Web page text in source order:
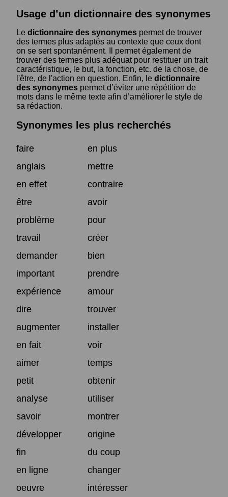
Usage d’un dictionnaire des synonymes
Le dictionnaire des synonymes permet de trouver
des termes plus adaptés au contexte que ceux dont
on se sert spontanément. Il permet également de
trouver des termes plus adéquat pour restituer un trait
caractéristique, le but, la fonction, etc. de la chose, de
l'être, de l'action en question. Enfin, le dictionnaire
des synonymes permet d’éviter une répétition de
mots dans le même texte afin d’améliorer le style de
sa rédaction.
Synonymes les plus recherchés
faire
en plus
anglais
mettre
en effet
contraire
être
avoir
problème
pour
travail
créer
demander
bien
important
prendre
expérience
amour
dire
trouver
augmenter
installer
en fait
voir
aimer
temps
petit
obtenir
analyse
utiliser
savoir
montrer
développer
origine
fin
du coup
en ligne
changer
oeuvre
intéresser